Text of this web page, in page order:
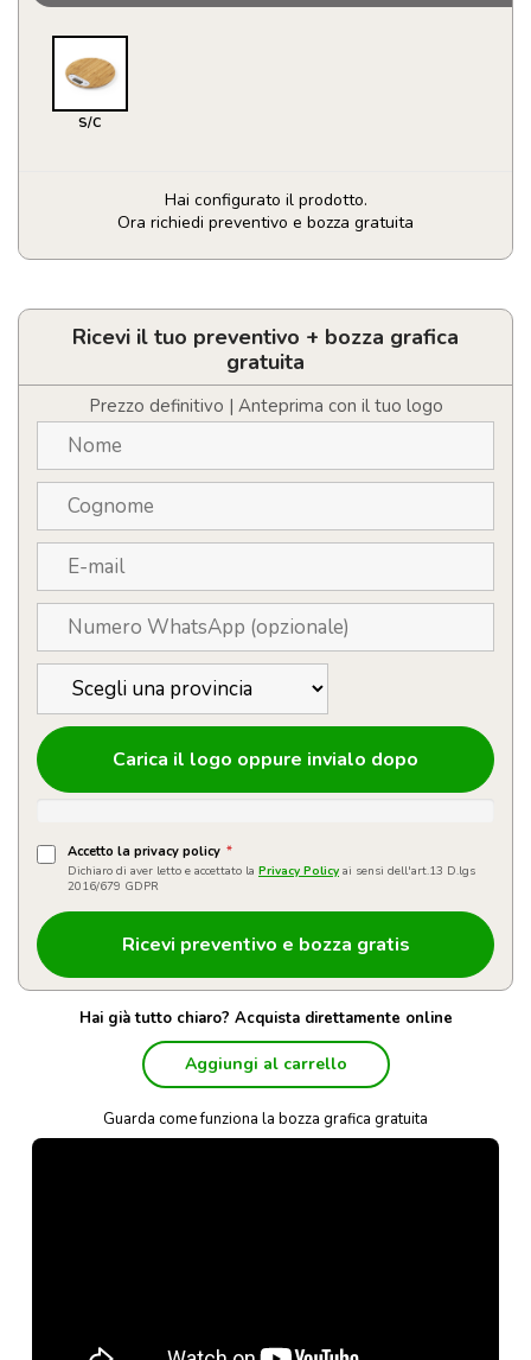
S/C
Hai configurato il prodotto.
Ora richiedi preventivo e bozza gratuita
Bilancia
cucina
logo
quantità
Ricevi il tuo preventivo + bozza grafica
gratuita
Prezzo definitivo | Anteprima con il tuo logo
Carica il logo oppure invialo dopo
Accetto la privacy policy *
Dichiaro di aver letto e accettato la Privacy Policy ai sensi dell'art.13 D.lgs
2016/679 GDPR
Hai già tutto chiaro? Acquista direttamente online
Aggiungi al carrello
Guarda come funziona la bozza grafica gratuita